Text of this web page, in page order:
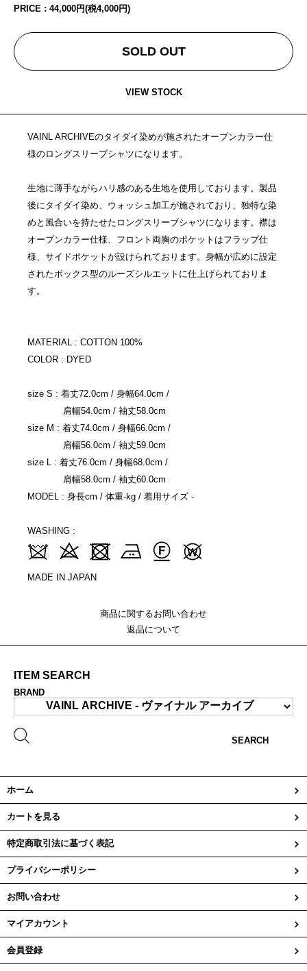
PRICE : 44,000円(税4,000円)
SOLD OUT
VIEW STOCK
VAINL ARCHIVEのタイダイ染めが施されたオープンカラー仕
様のロングスリーブシャツになります。
生地に薄手ながらハリ感のある生地を使用しております。製品
後にタイダイ染め、ウォッシュ加工が施されており、独特な染
めと風合いを持たせたロングスリーブシャツになります。襟は
オープンカラー仕様、フロント両胸のポケットはフラップ仕
様、サイドポケットが設けられております。身幅が広めに設定
されたボックス型のルーズシルエットに仕上げられておりま
す。
MATERIAL : COTTON 100%
COLOR : DYED
size S : 着丈72.0cm / 身幅64.0cm /
肩幅54.0cm / 袖丈58.0cm
size M : 着丈74.0cm / 身幅66.0cm /
肩幅56.0cm / 袖丈59.0cm
size L : 着丈76.0cm / 身幅68.0cm /
肩幅58.0cm / 袖丈60.0cm
MODEL : 身長cm / 体重-kg / 着用サイズ -
WASHING :
MADE IN JAPAN
商品に関するお問い合わせ
返品について
ITEM SEARCH
BRAND
SEARCH
ホーム
カートを見る
特定商取引法に基づく表記
プライバシーポリシー
お問い合わせ
マイアカウント
会員登録